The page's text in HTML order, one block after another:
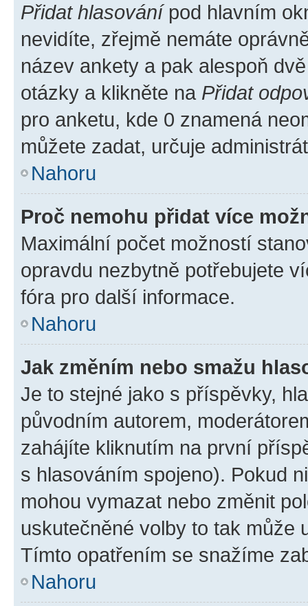
Přidat hlasovánípod hlavním
nevidíte, zřejmě nemáte
název ankety a pak alespoň
otázky a klikněte na Přidat
pro anketu, kde 0 znamená
můžete zadat, určuje
Nahoru
Proč nemohu přidat více
Maximální počet možností
opravdu nezbytně potřebujete
fóra pro další informace.
Nahoru
Jak změním nebo smažu
Je to stejné jako s příspěvky,
původním autorem,
zahájíte kliknutím na první
s hlasováním spojeno). Pokud
mohou vymazat nebo změnit
uskutečněné volby to tak může
Tímto opatřením se snažíme
Nahoru